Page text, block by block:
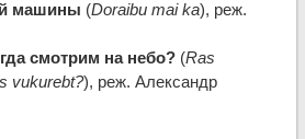
машины (Doraibu mai ka), реж.
смотрим на небо? (Ras
vukurebt?), реж. Александр